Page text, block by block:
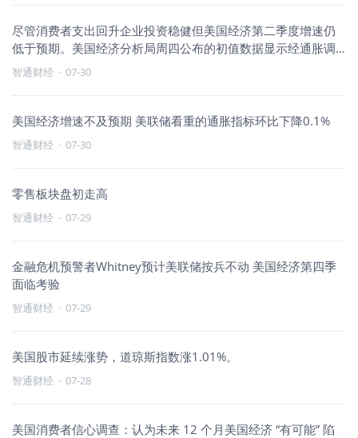
尽管消费者支出回升企业投资稳健但美国经济第二季度增速仍
低于预期。美国经济分析局周四公布的初值数据显示经通胀调
整后的美国第
智通财经 · 07-30
美国经济增速不及预期 美联储看重的通胀指标环比下降0.1%
智通财经 · 07-30
零售板块盘初走高
智通财经 · 07-29
金融危机预警者Whitney预计美联储按兵不动 美国经济第四季
面临考验
智通财经 · 07-29
美国股市延续涨势，道琼斯指数涨1.01%。
智通财经 · 07-28
美国消费者信心调查：认为未来 12 个月美国经济 “有可能” 陷